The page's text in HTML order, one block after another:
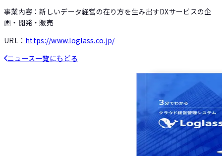
事業内容：新しいデータ経営の在り方を生み出すDXサービスの企
画・開発・販売
URL： https://www.loglass.co.jp/
ニュース一覧にもどる